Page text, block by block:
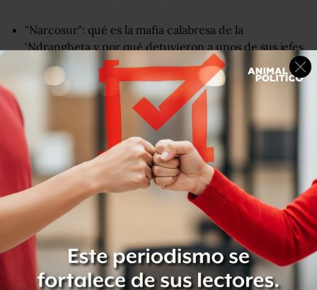
"Narcosur": qué es la mafia calabresa de la
‘Ndrangheta y por qué detuvieron a unos de sus jefes
históricos en Uruguay
Los orígenes de la mafia en Foggia
Para entender los orígenes del fenómeno mafioso en
Foggia
hay que remontarse 40 años atrás.
Mientras que la Camorra y las mafias siciliana y calabresa
tienen más de 100 años de historia, el nacimiento de la
mafia foggiana tuvo lugar en torno a 1979.
En un hotel de la localidad de Lucera, en el interior de la
provincia, un grupo de criminales locales se reunió con
Raffaelle Cutolo, fundador de la Nuova Camorra
Organizzata, un grupo camorrista activo en los 70 y los
80.